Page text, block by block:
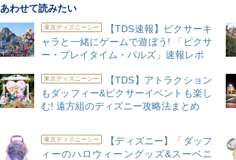
あわせて読みたい
東京ディズニーシー
【TDS速報】ピクサーキ
ャラと一緒にゲームで遊ぼう! 「ピクサ
ー・プレイタイム・パルズ」速報レポ
東京ディズニーシー
【TDS】アトラクション
もダッフィー&ピクサーイベントも楽し
む! 遠方組のディズニー攻略法まとめ
東京ディズニーシー
【ディズニー】「ダッフ
ィーのハロウィーングッズ&スーベニ